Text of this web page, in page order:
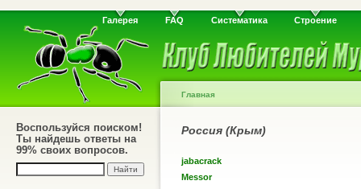
Галерея FAQ Систематика Строение
Воспользуйся поиском!
Ты найдешь ответы на
99% своих вопросов.
Главная
Россия (Крым)
jabacrack
Messor